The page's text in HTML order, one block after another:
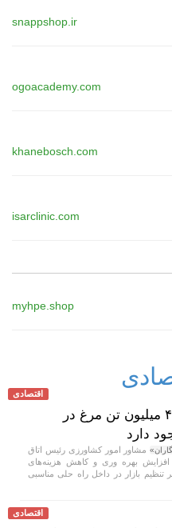
snappshop.ir
ogoacademy.com
khanebosch.com
isarclinic.com
myhpe.shop
اقتصادی
ظرفیت ۴ میلیون تن مرغ در
دارد
مشاور امور کشاورزی رئیس اتاق
بهره وری و کاهش هزینه‌های
تنظیم بازار در داخل راه حلی مناسبی
اقتصادی